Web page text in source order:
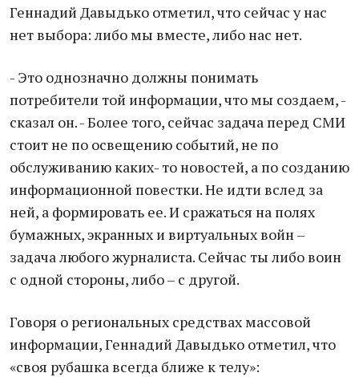
Геннадий Давыдько отметил, что сейчас у нас
нет выбора: либо мы вместе, либо нас нет.
- Это однозначно должны понимать
потребители той информации, что мы создаем, -
сказал он. - Более того, сейчас задача перед СМИ
стоит не по освещению событий, не по
обслуживанию каких- то новостей, а по созданию
информационной повестки. Не идти вслед за
ней, а формировать ее. И сражаться на полях
бумажных, экранных и виртуальных войн –
задача любого журналиста. Сейчас ты либо воин
с одной стороны, либо – с другой.
Говоря о региональных средствах массовой
информации, Геннадий Давыдько отметил, что
«своя рубашка всегда ближе к телу»: